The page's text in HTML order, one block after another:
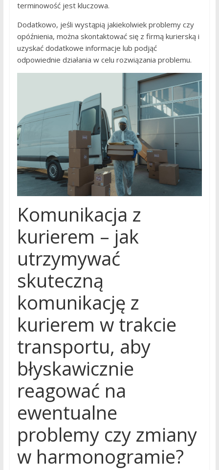
terminowość jest kluczowa.
Dodatkowo, jeśli wystąpią jakiekolwiek problemy czy
opóźnienia, można skontaktować się z firmą kurierską i
uzyskać dodatkowe informacje lub podjąć
odpowiednie działania w celu rozwiązania problemu.
Komunikacja z
kurierem – jak
utrzymywać
skuteczną
komunikację z
kurierem w trakcie
transportu, aby
błyskawicznie
reagować na
ewentualne
problemy czy zmiany
w harmonogramie?